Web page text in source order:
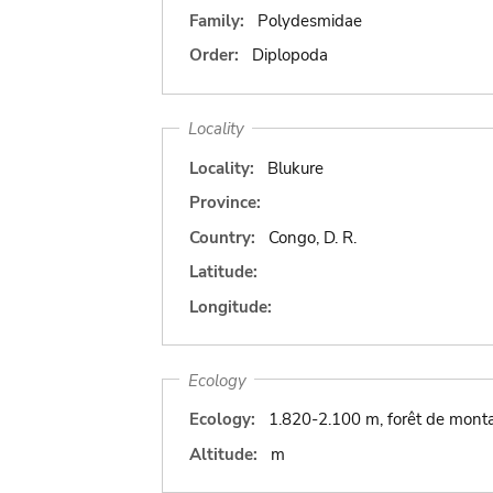
Family:
Polydesmidae
Order:
Diplopoda
Locality
Locality:
Blukure
Province:
Country:
Congo, D. R.
Latitude:
Longitude:
Ecology
Ecology:
1.820-2.100 m, forêt de
Altitude:
m